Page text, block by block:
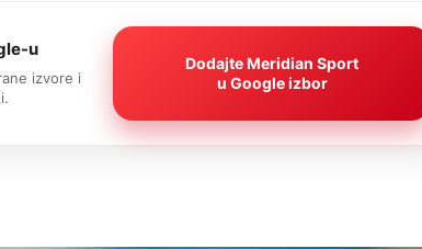
u
izvore i
Dodajte Meridian Sport
u Google izbor